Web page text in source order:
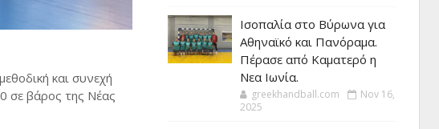
και συνεχή
σε βάρος της Νέας
Ισοπαλία στο Βύρωνα για
Αθηναϊκό και Πανόραμα.
Πέρασε από Καματερό η
Νεα Ιωνία.
greekhandball.com
Nov 16,
2025